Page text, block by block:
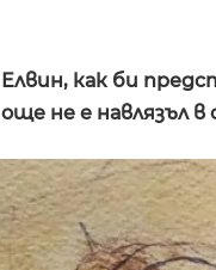
Елвин, как би
още не е навлязъл